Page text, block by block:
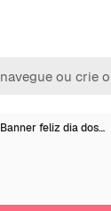
Banner feliz dia dos…